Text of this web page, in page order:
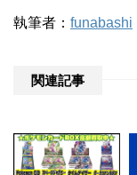
執筆者： funabashi
関連記事